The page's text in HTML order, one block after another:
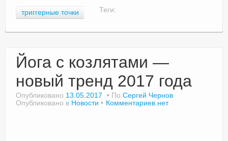
Теги:
триггерные точки
Йога с козлятами —
новый тренд 2017 года
Опубликовано 13.05.2017 По Сергей Чернов
Опубликовано в Новости Комментариев нет